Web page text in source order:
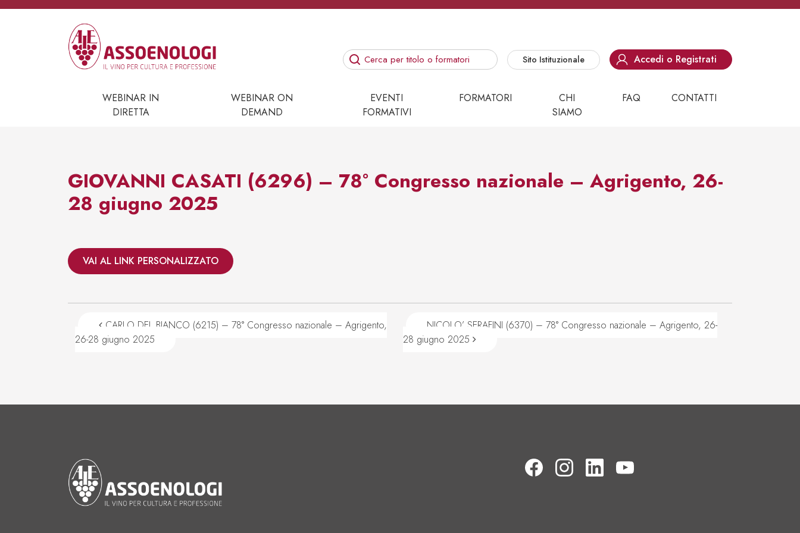
Vai al contenuto
Navigazione principale
Sito Istituzionale Accedi o Registrati
WEBINAR IN
DIRETTA
WEBINAR ON
DEMAND
EVENTI
FORMATIVI
FORMATORI
CHI
SIAMO
FAQ CONTATTI
GIOVANNI CASATI (6296) – 78° Congresso nazionale – Agrigento, 26-
28 giugno 2025
VAI AL LINK PERSONALIZZATO
Navigazione articoli
CARLO DEL BIANCO (6215) – 78° Congresso nazionale – Agrigento,
26-28 giugno 2025
NICOLO’ SERAFINI (6370) – 78° Congresso nazionale – Agrigento, 26-
28 giugno 2025